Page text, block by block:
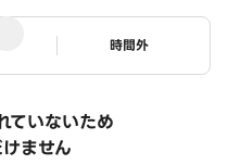
ステータス
時間外
ていないため
ません